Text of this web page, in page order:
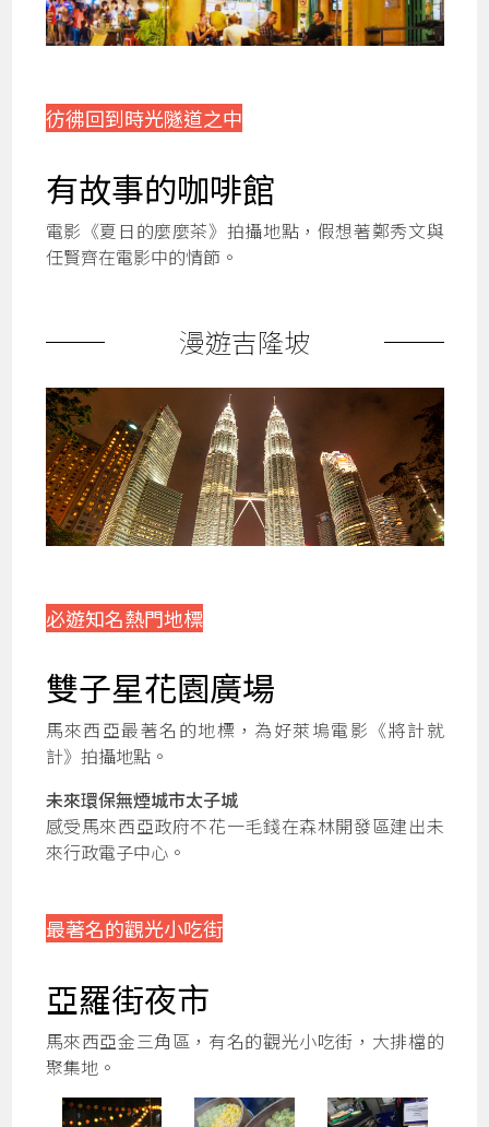
彷彿回到時光隧道之中
有故事的咖啡館
電影《夏日的麼麼茶》拍攝地點，假想著鄭秀文與
任賢齊在電影中的情節。
漫遊吉隆坡
必遊知名熱門地標
雙子星花園廣場
馬來西亞最著名的地標，為好萊塢電影《將計就
計》拍攝地點。
未來環保無煙城市太子城
感受馬來西亞政府不花一毛錢在森林開發區建出未
來行政電子中心。
最著名的觀光小吃街
亞羅街夜市
馬來西亞金三角區，有名的觀光小吃街，大排檔的
聚集地。